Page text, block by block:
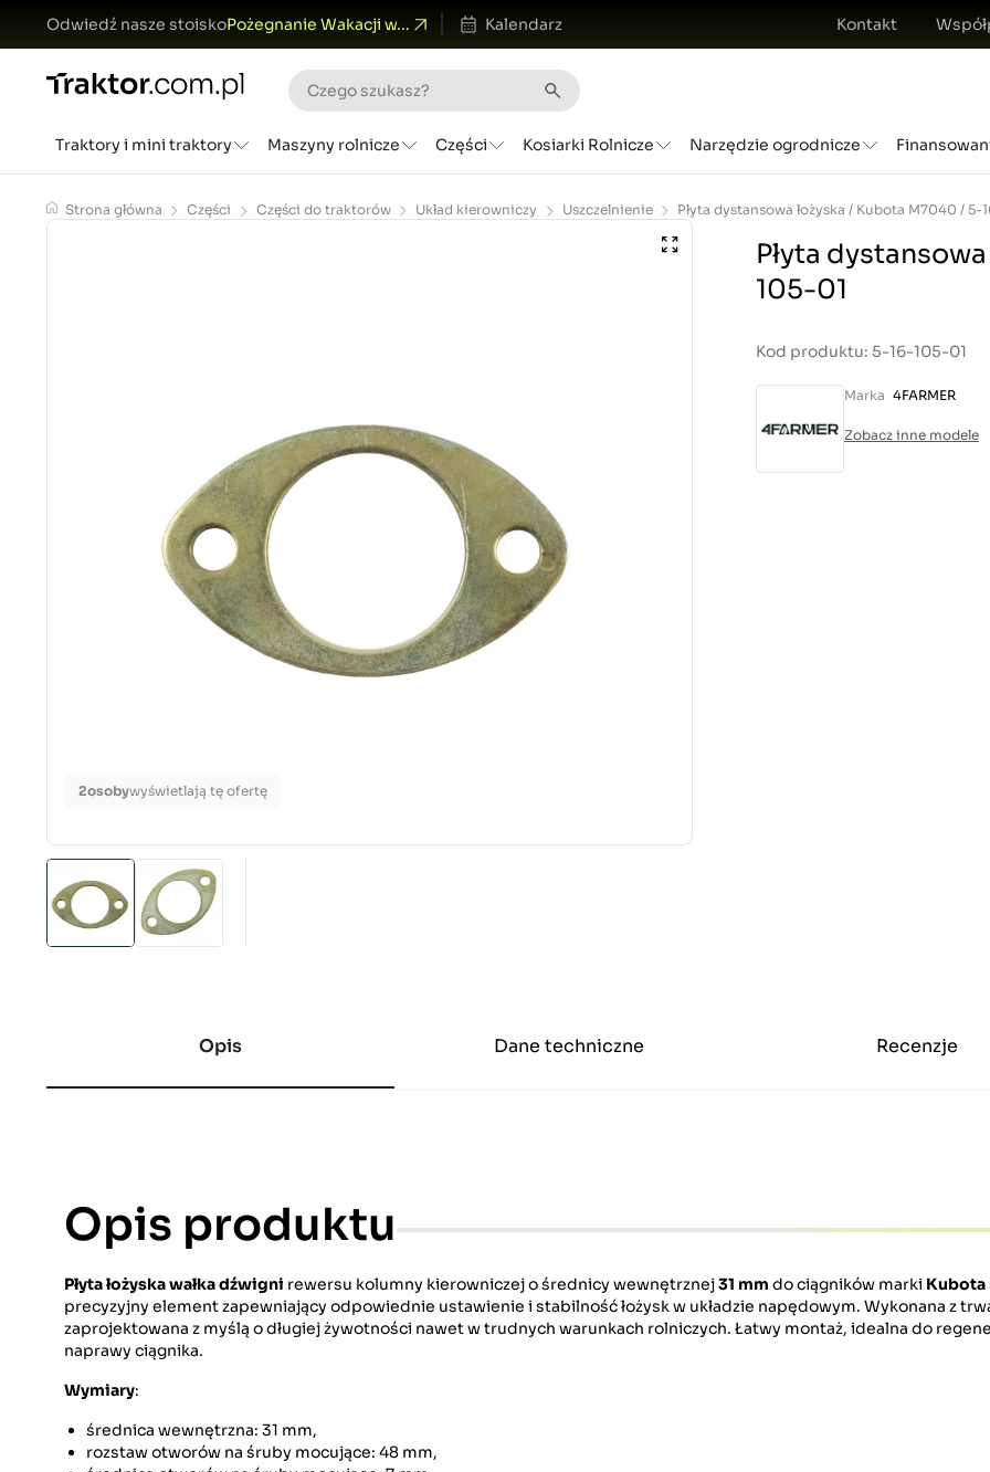
Odwiedź nasze stoiskoPożegnanie Wakacji w... Kalendarz Kontakt
Traktory i mini traktory Maszyny rolnicze Części Kosiarki Rolnicze Narzędzie ogrodnicze
Strona główna Części Części do traktorów Układ kierowniczy Uszczelnienie
2osobywyświetlają tę ofertę
Płyta
105-01
Kod produktu: 5-16-105-01
Marka 4FARMER
Zobacz inne modele
Opis Dane techniczne Recenzje
Opis produktu
Płyta łożyska wałka dźwigni rewersu kolumny kierowniczej o średnicy wewnętrznej31 mm do ciągników marki Kubota
precyzyjny element zapewniający odpowiednie ustawienie i stabilność łożysk w układzie napędowym. Wykonana z
zaprojektowana z myślą o długiej żywotności nawet w trudnych warunkach rolniczych. Łatwy montaż, idealna do
naprawy ciągnika.
Wymiary:
średnica wewnętrzna: 31 mm,
rozstaw otworów na śruby mocujące: 48 mm,